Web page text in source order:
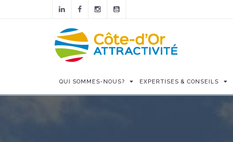
QUI SOMMES-NOUS? EXPERTISES & CONSEILS